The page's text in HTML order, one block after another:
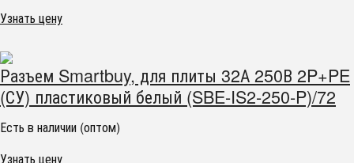
Узнать цену
Разъем Smartbuy, для плиты 32А 250В 2P+PE
(СУ) пластиковый белый (SBE-IS2-250-P)/72
Есть в наличии (оптом)
Узнать цену